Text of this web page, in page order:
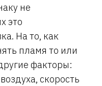
не
это
На то, как
пламя то или
факторы:
скорость